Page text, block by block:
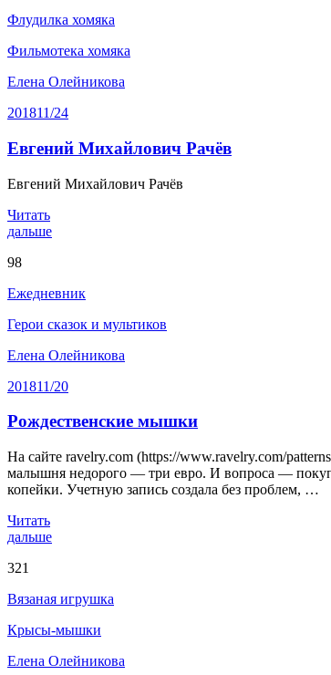
Флудилка хомяка
Фильмотека хомяка
Елена Олейникова
201811/24
Евгений Михайлович Рачёв
Евгений Михайлович Рачёв
Читать
дальше
98
Ежедневник
Герои сказок и мультиков
Елена Олейникова
201811/20
Рождественские мышки
На сайте ravelry.com (https://www.ravelry.com/
малышня недорого — три евро. И вопроса —
копейки. Учетную запись создала без проблем, …
Читать
дальше
321
Вязаная игрушка
Крысы-мышки
Елена Олейникова